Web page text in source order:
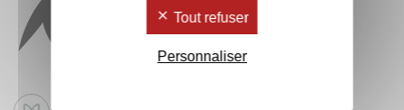
Tout refuser
Personnaliser